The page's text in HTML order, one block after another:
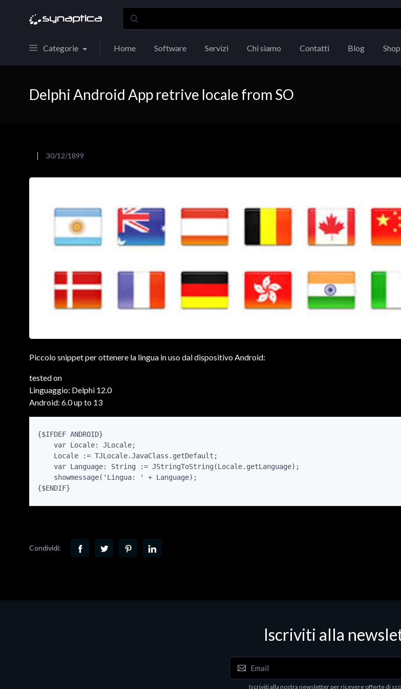
Categorie Home Software Servizi Chi siamo Contatti Blog Shop
Delphi Android App retrive locale from SO
30/12/1899
Piccolo snippet per ottenere la lingua in uso dal dispositivo Android:
tested on
Linguaggio: Delphi 12.0
Android: 6.0 up to 13
{$IFDEF ANDROID}
    var Locale: JLocale;
    Locale := TJLocale.JavaClass.getDefault;
    var Language: String := JStringToString(Locale.getLanguage);
    showmessage('Lingua: ' + Language);
{$ENDIF}
Condividi:
Iscriviti alla
Iscriviti alla nostra newsletter per ricevere offerte di